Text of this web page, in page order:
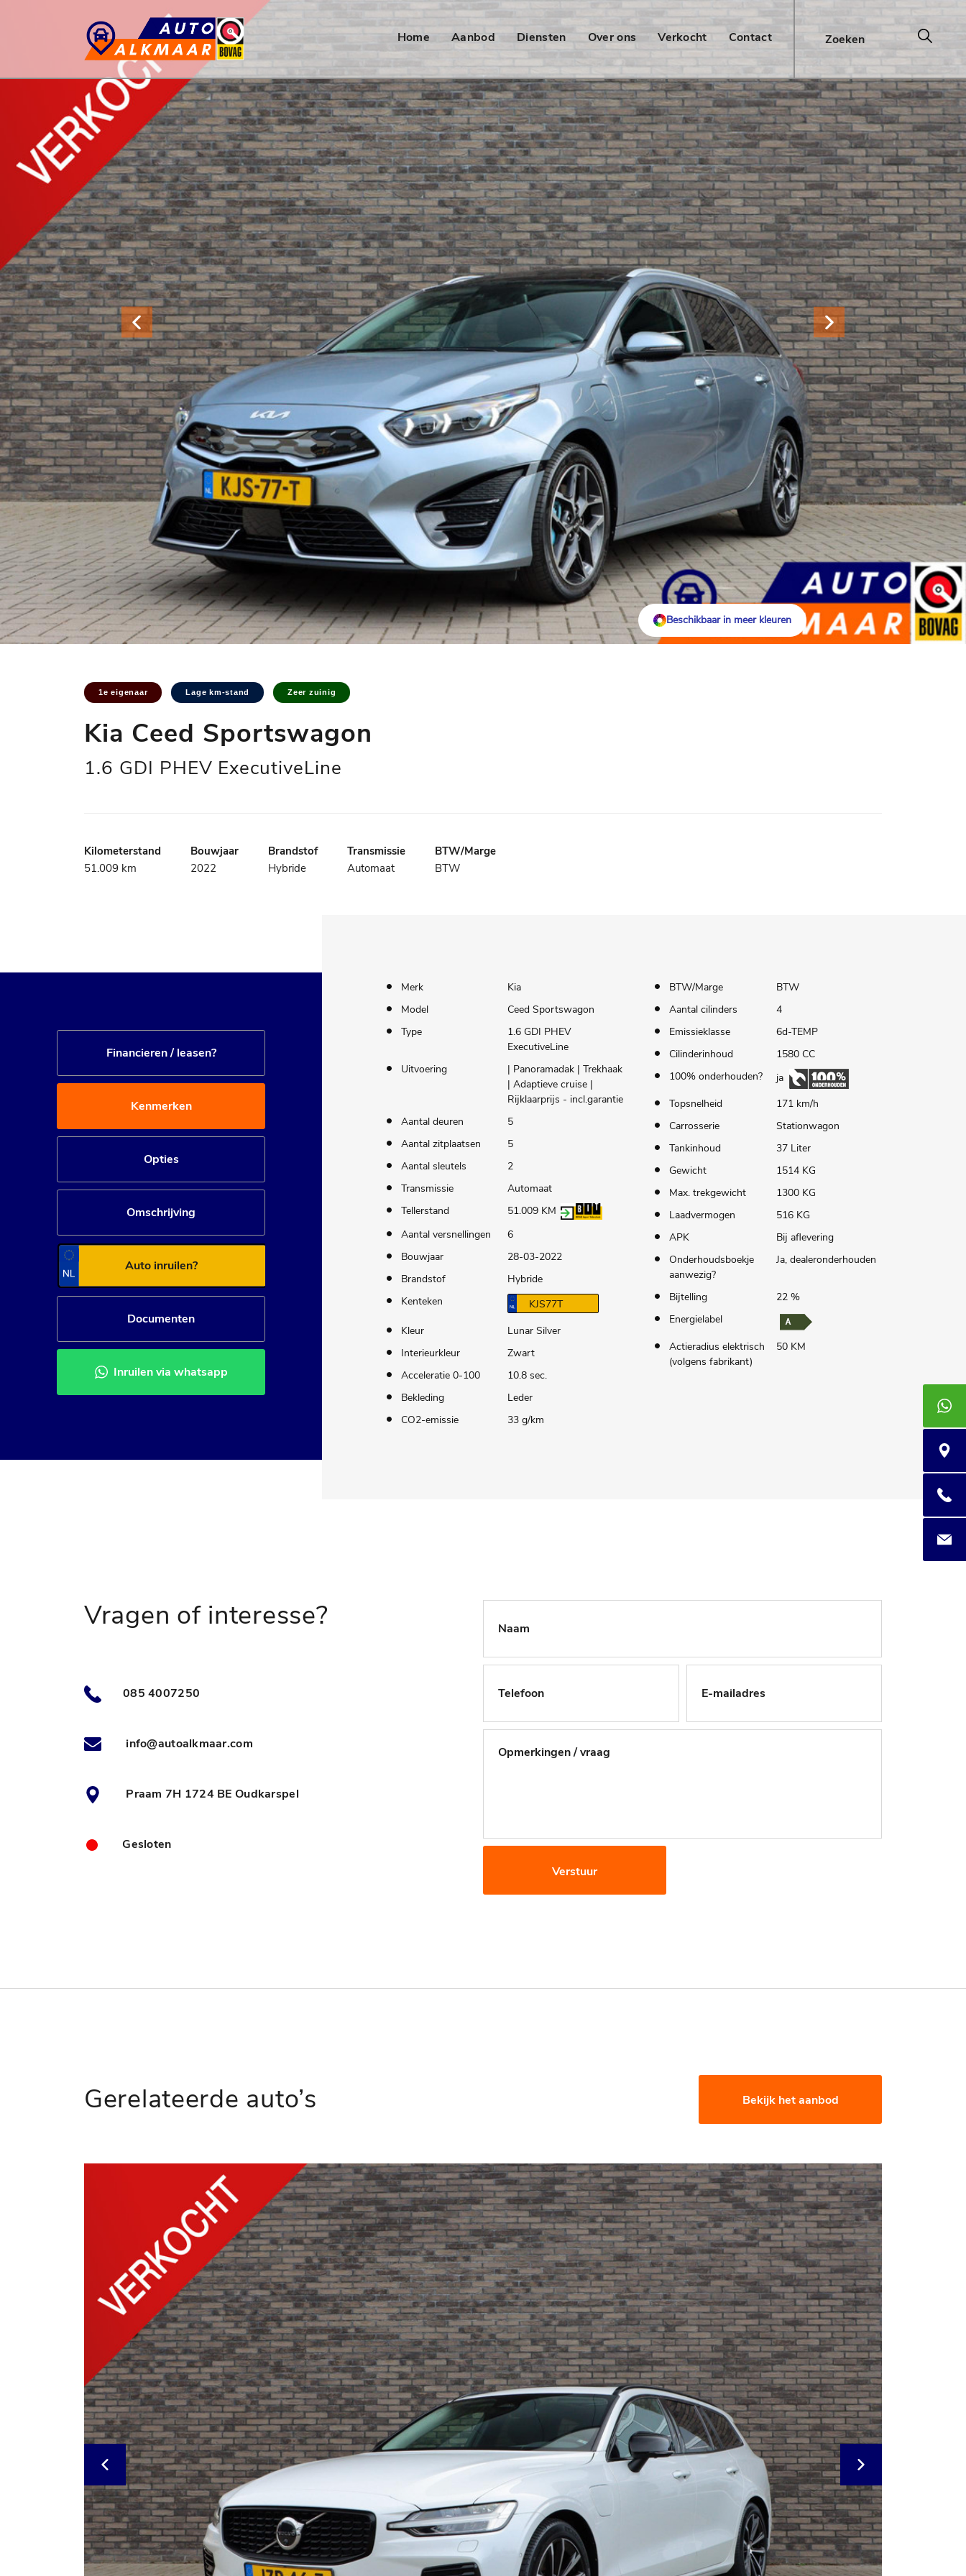
Home Aanbod Diensten Over ons Verkocht Contact
+3185
Praam
085
Beschikbaar in meer kleuren
1e eigenaar Lage km-stand Zeer zuinig
Kia Ceed Sportswagon
1.6 GDI PHEV ExecutiveLine
Kilometerstand Bouwjaar Brandstof Transmissie
BTW/Marge
51.009 km
2022 Hybride Automaat BTW
Financieren / leasen?
Kenmerken
Opties
Omschrijving
Auto inruilen?
Documenten
Inruilen via whatsapp
Merk
Kia
Model
Ceed Sportswagon
Type
1.6 GDI PHEV
ExecutiveLine
Uitvoering
| Panoramadak | Trekhaak
| Adaptieve cruise |
Rijklaarprijs - incl.garantie
Aantal deuren
5
Aantal zitplaatsen
5
Aantal sleutels
2
Transmissie
Automaat
Tellerstand
51.009 KM
Aantal versnellingen
6
Bouwjaar
28-03-2022
Brandstof
Hybride
Kenteken
KJS77T
Kleur
Lunar Silver
Interieurkleur
Zwart
Acceleratie 0-100
10.8 sec.
Bekleding
Leder
CO2-emissie
33 g/km
BTW/Marge
BTW
Aantal cilinders
4
Emissieklasse
6d-TEMP
Cilinderinhoud
1580 CC
100% onderhouden?
ja
Topsnelheid
171 km/h
Carrosserie
Stationwagon
Tankinhoud
37 Liter
Gewicht
1514 KG
Max. trekgewicht
1300 KG
Laadvermogen
516 KG
APK
Bij aflevering
Onderhoudsboekje
aanwezig?
Ja, dealeronderhouden
Bijtelling
22 %
Energielabel
Actieradius elektrisch
(volgens fabrikant)
50 KM
Vragen of interesse?
085 4007250
info@autoalkmaar.com
Praam 7H 1724 BE Oudkarspel
Gesloten
Verstuur
Gerelateerde auto’s Bekijk het aanbod